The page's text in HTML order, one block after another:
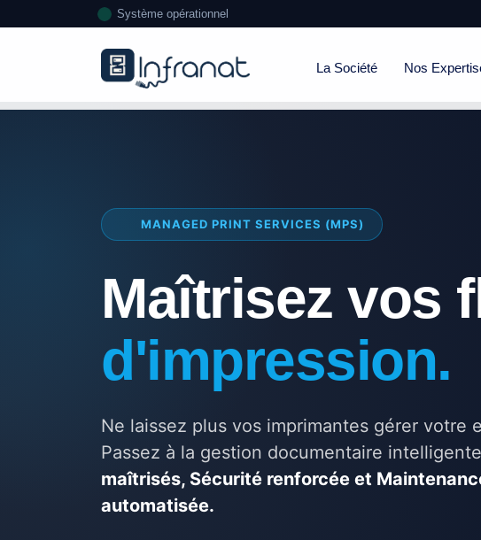
Système opérationnel
La Société Nos
MANAGED PRINT SERVICES (MPS)
Maîtrisez vos
d'impression.
Ne laissez plus vos imprimantes gérer votre
Passez à la gestion documentaire
maîtrisés, Sécurité renforcée et
automatisée.